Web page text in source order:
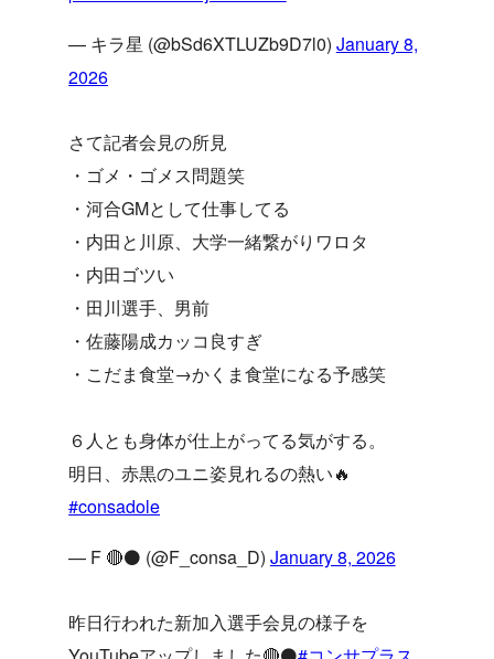
— キラ星 (@bSd6XTLUZb9D7l0) January 8,
2026
さて記者会見の所見
・ゴメ・ゴメス問題笑
・河合GMとして仕事してる
・内田と川原、大学一緒繋がりワロタ
・内田ゴツい
・田川選手、男前
・佐藤陽成カッコ良すぎ
・こだま食堂→かくま食堂になる予感笑
６人とも身体が仕上がってる気がする。
明日、赤黒のユニ姿見れるの熱い🔥
#consadole
— F 🔴⚫️ (@F_consa_D) January 8, 2026
昨日行われた新加入選手会見の様子を